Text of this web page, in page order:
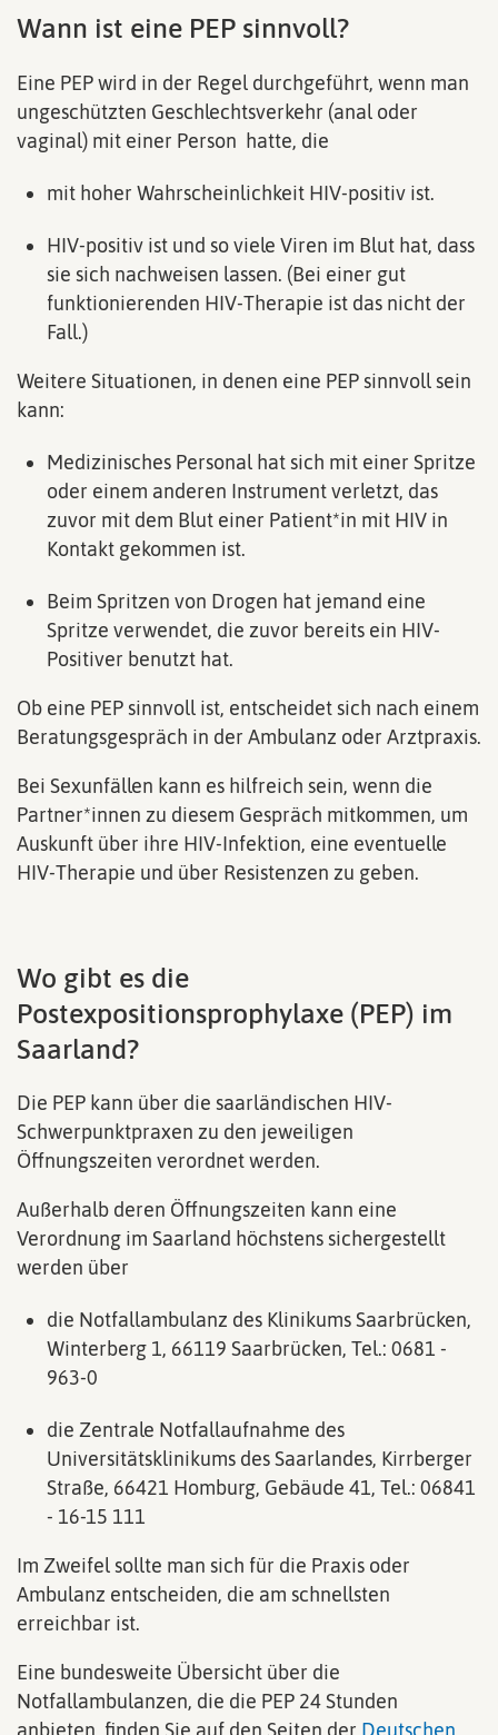
Wann ist eine PEP sinnvoll?
Eine PEP wird in der Regel durchgeführt, wenn man
ungeschützten Geschlechtsverkehr (anal oder
vaginal) mit einer Person hatte, die
mit hoher Wahrscheinlichkeit HIV-positiv ist.
HIV-positiv ist und so viele Viren im Blut hat, dass
sie sich nachweisen lassen. (Bei einer gut
funktionierenden HIV-Therapie ist das nicht der
Fall.)
Weitere Situationen, in denen eine PEP sinnvoll sein
kann:
Medizinisches Personal hat sich mit einer Spritze
oder einem anderen Instrument verletzt, das
zuvor mit dem Blut einer Patient*in mit HIV in
Kontakt gekommen ist.
Beim Spritzen von Drogen hat jemand eine
Spritze verwendet, die zuvor bereits ein HIV-
Positiver benutzt hat.
Ob eine PEP sinnvoll ist, entscheidet sich nach einem
Beratungsgespräch in der Ambulanz oder Arztpraxis.
Bei Sexunfällen kann es hilfreich sein, wenn die
Partner*innen zu diesem Gespräch mitkommen, um
Auskunft über ihre HIV-Infektion, eine eventuelle
HIV-Therapie und über Resistenzen zu geben.
Wo gibt es die
Postexpositionsprophylaxe (PEP) im
Saarland?
Die PEP kann über die saarländischen HIV-
Schwerpunktpraxen zu den jeweiligen
Öffnungszeiten verordnet werden.
Außerhalb deren Öffnungszeiten kann eine
Verordnung im Saarland höchstens sichergestellt
werden über
die Notfallambulanz des Klinikums Saarbrücken,
Winterberg 1, 66119 Saarbrücken, Tel.: 0681 -
963-0
die Zentrale Notfallaufnahme des
Universitätsklinikums des Saarlandes, Kirrberger
Straße, 66421 Homburg, Gebäude 41, Tel.: 06841
- 16-15 111
Im Zweifel sollte man sich für die Praxis oder
Ambulanz entscheiden, die am schnellsten
erreichbar ist.
Eine bundesweite Übersicht über die
Notfallambulanzen, die die PEP 24 Stunden